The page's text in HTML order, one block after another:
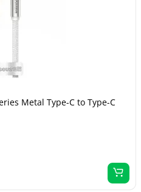
Metal Type-C to Type-C